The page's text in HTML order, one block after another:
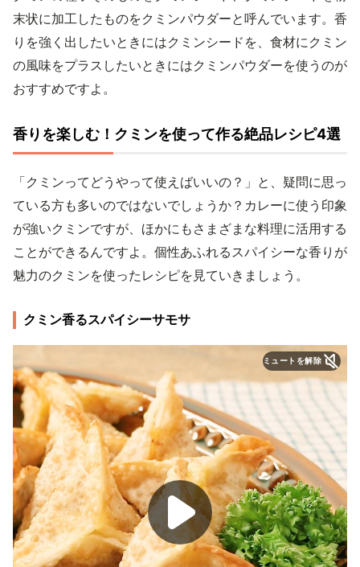
末状に加工したものをクミンパウダーと呼んでいます。香
りを強く出したいときにはクミンシードを、食材にクミン
の風味をプラスしたいときにはクミンパウダーを使うのが
おすすめですよ。
香りを楽しむ！クミンを使って作る絶品レシピ4選
「クミンってどうやって使えばいいの？」と、疑問に思っ
ている方も多いのではないでしょうか？カレーに使う印象
が強いクミンですが、ほかにもさまざまな料理に活用する
ことができるんですよ。個性あふれるスパイシーな香りが
魅力のクミンを使ったレシピを見ていきましょう。
クミン香るスパイシーサモサ
ミュートを解除